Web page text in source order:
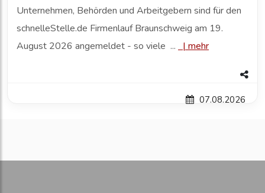
Unternehmen, Behörden und Arbeitgebern sind für den
schnelleStelle.de Firmenlauf Braunschweig am 19.
August 2026 angemeldet - so viele ...
| mehr
07.08.2026